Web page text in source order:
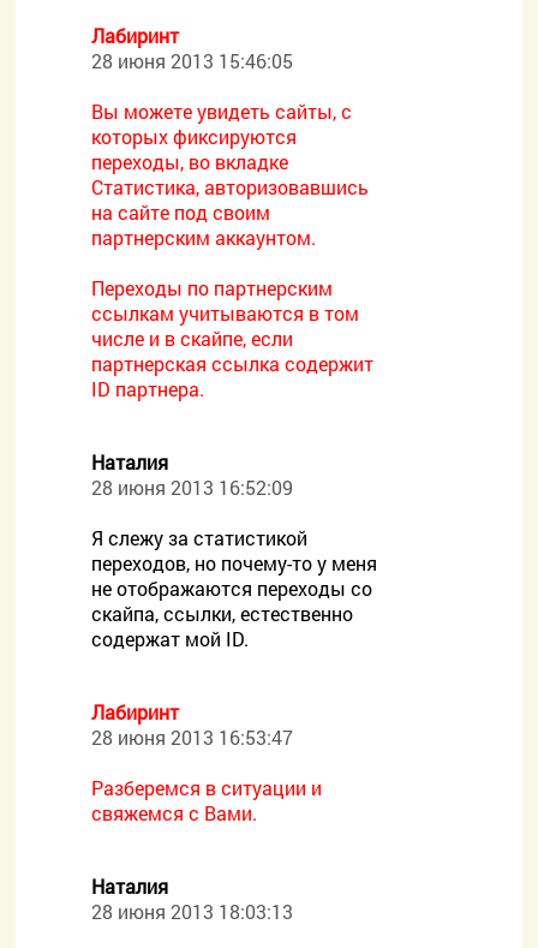
Лабиринт
28 июня 2013 15:46:05
Вы можете увидеть сайты, с
которых фиксируются
переходы, во вкладке
Статистика, авторизовавшись
на сайте под своим
партнерским аккаунтом.
Переходы по партнерским
ссылкам учитываются в том
числе и в скайпе, если
партнерская ссылка содержит
ID партнера.
Наталия
28 июня 2013 16:52:09
Я слежу за статистикой
переходов, но почему-то у меня
не отображаются переходы со
скайпа, ссылки, естественно
содержат мой ID.
Лабиринт
28 июня 2013 16:53:47
Разберемся в ситуации и
свяжемся с Вами.
Наталия
28 июня 2013 18:03:13